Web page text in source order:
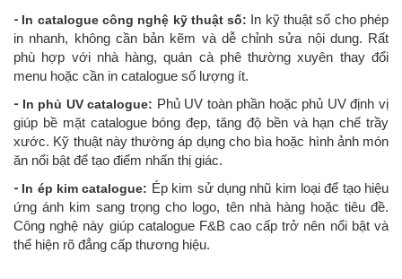
- In catalogue công nghệ kỹ thuật số: In kỹ thuật số cho phép
in nhanh, không cần bản kẽm và dễ chỉnh sửa nội dung. Rất
phù hợp với nhà hàng, quán cà phê thường xuyên thay đổi
menu hoặc cần in catalogue số lượng ít.
- In phủ UV catalogue: Phủ UV toàn phần hoặc phủ UV định vị
giúp bề mặt catalogue bóng đẹp, tăng độ bền và hạn chế trầy
xước. Kỹ thuật này thường áp dụng cho bìa hoặc hình ảnh món
ăn nổi bật để tạo điểm nhấn thị giác.
- In ép kim catalogue: Ép kim sử dụng nhũ kim loại để tạo hiệu
ứng ánh kim sang trọng cho logo, tên nhà hàng hoặc tiêu đề.
Công nghệ này giúp catalogue F&B cao cấp trở nên nổi bật và
thể hiện rõ đẳng cấp thương hiệu.